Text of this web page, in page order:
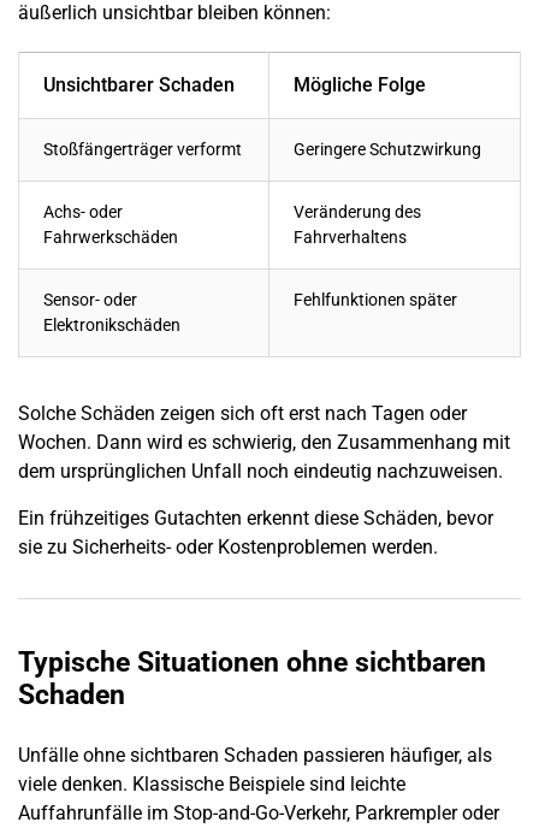
äußerlich unsichtbar bleiben können:
Unsichtbarer Schaden Mögliche Folge
Stoßfängerträger verformt Geringere Schutzwirkung
Achs- oder
Fahrwerkschäden
Veränderung des
Fahrverhaltens
Sensor- oder
Elektronikschäden
Fehlfunktionen später
Solche Schäden zeigen sich oft erst nach Tagen oder
Wochen. Dann wird es schwierig, den Zusammenhang mit
dem ursprünglichen Unfall noch eindeutig nachzuweisen.
Ein frühzeitiges Gutachten erkennt diese Schäden, bevor
sie zu Sicherheits- oder Kostenproblemen werden.
Typische Situationen ohne sichtbaren
Schaden
Unfälle ohne sichtbaren Schaden passieren häufiger, als
viele denken. Klassische Beispiele sind leichte
Auffahrunfälle im Stop-and-Go-Verkehr, Parkrempler oder